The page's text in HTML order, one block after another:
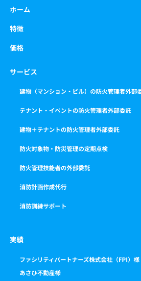
ホーム
特徴
価格
サービス
建物（マンション・ビル）の防火管理者外部
テナント・イベントの防火管理者外部委託
建物＋テナントの防火管理者外部委託
防火対象物・防災管理の定期点検
防火管理技能者の外部委託
消防計画作成代行
消防訓練サポート
実績
ファシリティパートナーズ株式会社（FPI）様
あさひ不動産様